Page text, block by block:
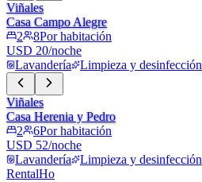
Viñales
Casa Campo Alegre
2
8Por habitación
USD 20/noche
Lavandería
Limpieza y desinfección
Viñales
Casa Herenia y Pedro
2
6Por habitación
USD 52/noche
Lavandería
Limpieza y desinfección
RentalHo